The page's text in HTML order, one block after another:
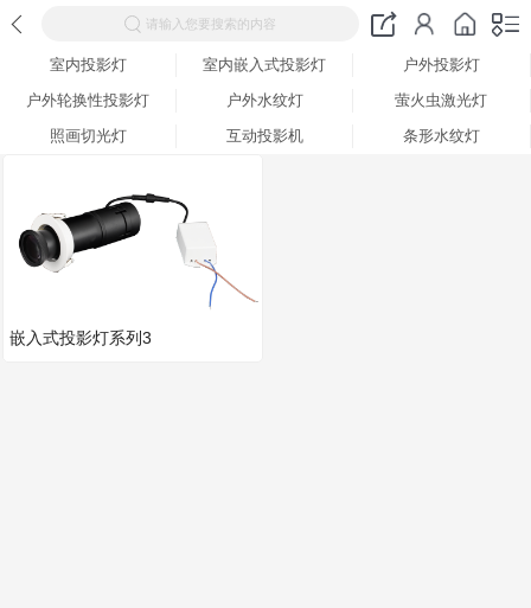
请输入您要搜索的内容
室内投影灯 室内嵌入式投影灯
户外投影灯
户外轮换性投影灯
户外水纹灯
萤火虫激光灯
照画切光灯
互动投影机 条形水纹灯
嵌入式投影灯系列3